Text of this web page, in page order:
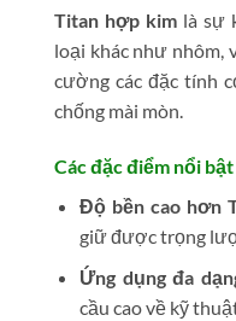
Titan hợp kimlà sự
loại khác như nhôm,
cường các đặc tính
chống mài mòn.
Các đặc điểm nổi
Độ bền cao hơn
giữ được trọng
Ứng dụng đa
cầu cao về kỹ